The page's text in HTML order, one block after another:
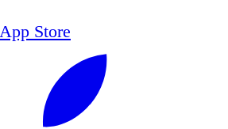
App Store